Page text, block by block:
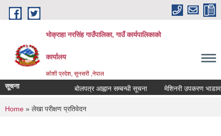
Skip to main content
भोक्राहा नरसिंह गाउँपालिका, गाउँ कार्यपालिकाको
कार्यालय
कोशी प्रदेश, सुनसरी ,नेपाल
सूचना बोलपत्र आह्वान सम्बन्धी सूचना मेशिनरी उपकरण भाडामा
You are here
Home » लेखा परीक्षण प्रतिवेदन